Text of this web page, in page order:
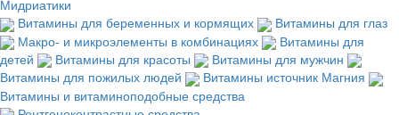
Мидриатики
Витамины для беременных и кормящих
Витамины для глаз
Макро- и микроэлементы в комбинациях
Витамины для
детей
Витамины для красоты
Витамины для мужчин
Витамины для пожилых людей
Витамины источник Магния
Витамины и витаминоподобные средства